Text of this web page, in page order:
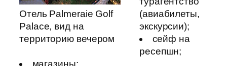
Отель Palmeraie Golf
Palace, вид на
территорию вечером
(авиабилеты,
экскурсии);
сейф на
ресепшн;
магазины;